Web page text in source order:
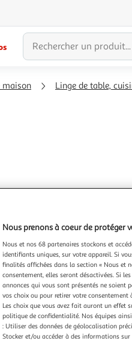
maison Linge de table,
Nous prenons à coeur de protéger
Nous et nos 68 partenaires stockons et
identifiants uniques, sur votre appareil. Si
finalités affichées dans la section « Nous et
consentement, elles seront désactivées. Si
annonces qui vous sont présentés ne soient
vos choix ou pour retirer votre consentement
Les choix que vous avez fait auront un effet
politique de confidentialité. Nos équipes
: Utiliser des données de géolocalisation
Stocker et/ou accéder à des informations